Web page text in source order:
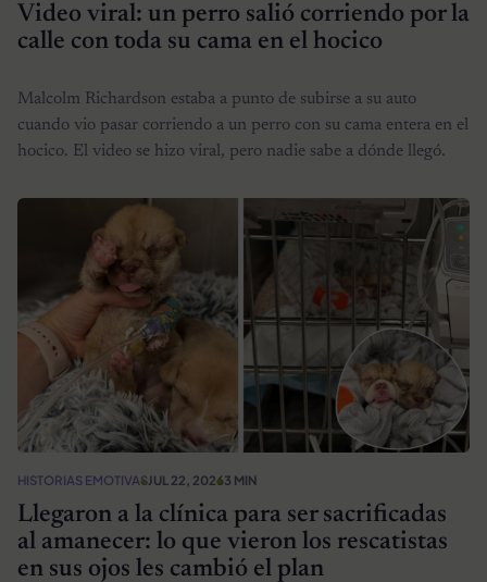
Video viral: un perro salió corriendo por la
calle con toda su cama en el hocico
Malcolm Richardson estaba a punto de subirse a su auto
cuando vio pasar corriendo a un perro con su cama entera en el
hocico. El video se hizo viral, pero nadie sabe a dónde llegó.
HISTORIAS EMOTIVASJUL 22, 20263 MIN
Llegaron a la clínica para ser sacrificadas
al amanecer: lo que vieron los rescatistas
en sus ojos les cambió el plan